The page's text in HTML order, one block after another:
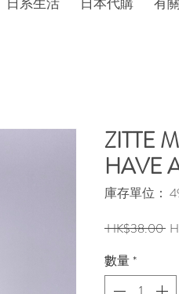
ZITTE
HAVE
庫存單位：
HK$38.00 一
格
數量*